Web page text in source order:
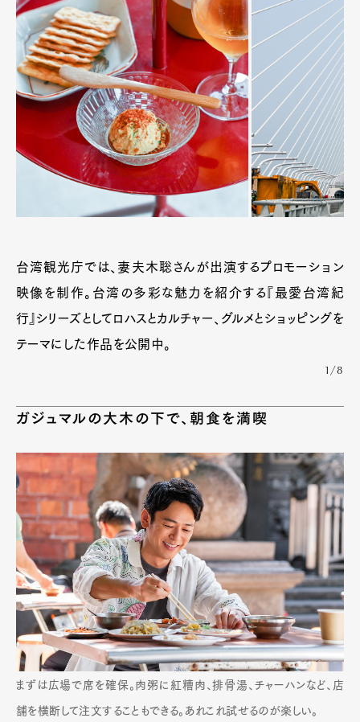
台湾観光庁では、妻夫木聡さんが出演するプロモーション
映像を制作。台湾の多彩な魅力を紹介する『最愛台湾紀
行』シリーズとしてロハスとカルチャー、グルメとショッピングを
テーマにした作品を公開中。
1/8
ガジュマルの大木の下で、朝食を満喫
まずは広場で席を確保。肉粥に紅糟肉、排骨湯、チャーハンなど、店
舗を横断して注文することもできる。あれこれ試せるのが楽しい。